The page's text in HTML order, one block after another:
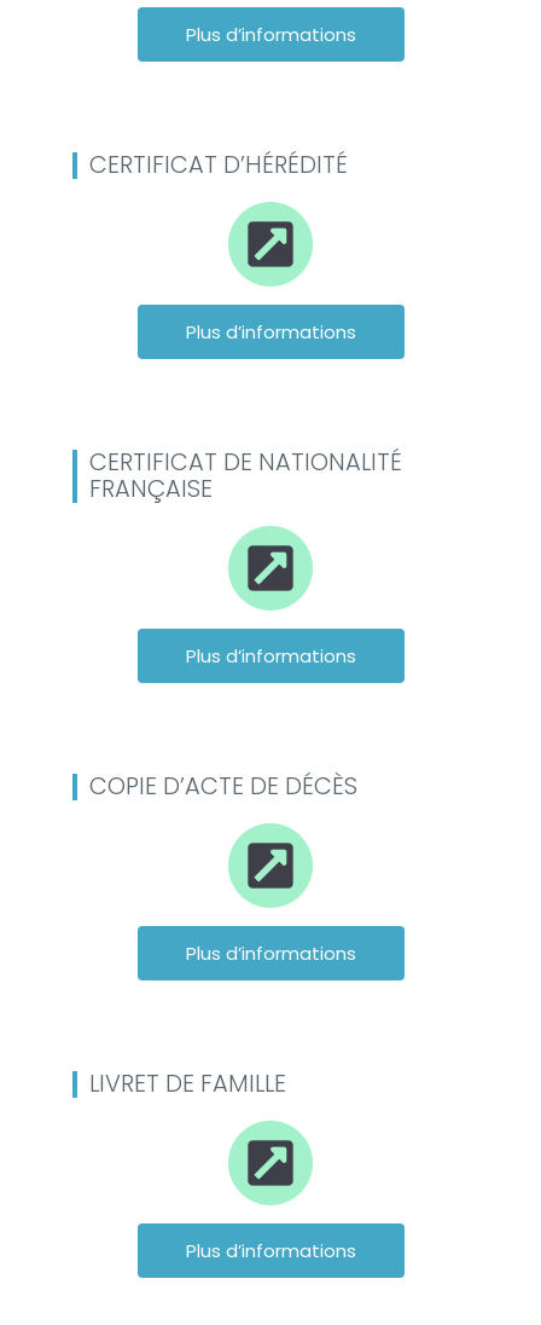
Plus d’informations
CERTIFICAT D’HÉRÉDITÉ
Plus d’informations
CERTIFICAT DE NATIONALITÉ
FRANÇAISE
Plus d’informations
COPIE D’ACTE DE DÉCÈS
Plus d’informations
LIVRET DE FAMILLE
Plus d’informations